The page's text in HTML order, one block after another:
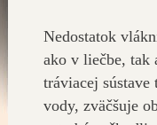
Nedostatok
ako v liečbe, tak
tráviacej
vody, zväčšuje